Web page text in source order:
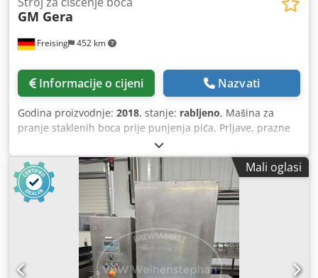
Freising 452 km
GM Gera
Informacije o cijeni Nazvati
Godina proizvodnje: 2018, stanje: rabljeno, Mašina za
pranje staklenih boca prije punjenja pića. Prljave, prazne
boce se stavljaju u košare i prolaze kroz sustav otprilike 14
minuta. U donjem dijelu boce prvo prolaze kroz
pretretman s omekšavanjem, a zatim kroz lužnati kupelj,
nakon čega se u gornjem dijelu prskaju lužnom otopinom,
dvaput toplom vodom, hladnom vodom i na kraju čistom
vodom. Očišćene boce se isporučuju na transportni sustav
za boce, iznad ulaza za boce. Dcodpfx Akozizyzjkjk Mašina
(dodatna informacija): Mašina za pranje staklenih boca
Nominalna snaga: 33.000 boca/sat; mehanički raspon
Mali oglasi